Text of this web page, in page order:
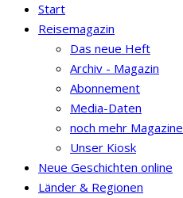
Start
Reisemagazin
Das neue Heft
Archiv - Magazin
Abonnement
Media-Daten
noch mehr Magazine
Unser Kiosk
Neue Geschichten online
Länder & Regionen